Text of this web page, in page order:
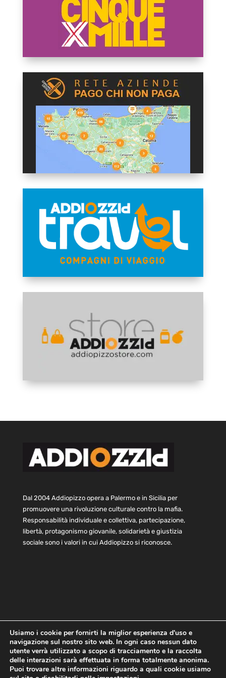
Dal 2004 Addiopizzo opera a Palermo e in Sicilia per
promuovere una rivoluzione culturale contro la mafia.
Responsabilità individuale e collettiva, partecipazione,
libertà, protagonismo giovanile, solidarietà e giustizia
sociale sono i valori in cui Addiopizzo si riconosce.
Home Statuto e bilancio
Contatti
Privacy
Cookie Child Protection Policy
Usiamo i cookie per fornirti la miglior esperienza d'uso e
navigazione sul nostro sito web. In ogni caso nessun dato
utente verrà utilizzato a scopo di tracciamento e la raccolta
delle interazioni sarà effettuata in forma totalmente anonima.
Puoi trovare altre informazioni riguardo a quali cookie usiamo